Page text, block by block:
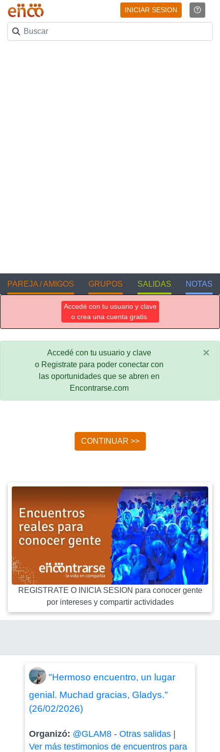
INICIAR SESION
PAREJA / AMIGOS GRUPOS SALIDAS NOTAS
Accedé con tu usuario y clave
o crea una cuenta gratis.
Accedé con tu usuario y clave
o Registrate para poder conectar con
las oportunidades que se abren en
Encontrarse.com
×
CONTINUAR >>
REGISTRATE O INICIA SESION para conocer gente
por intereses y compartir actividades
"Hermoso encuentro, un lugar
genial. Muchad gracias, Gladys."
(26/02/2026)
Organizó: @GLAM8- Otras salidas|
Ver más testimonios de encuentros para